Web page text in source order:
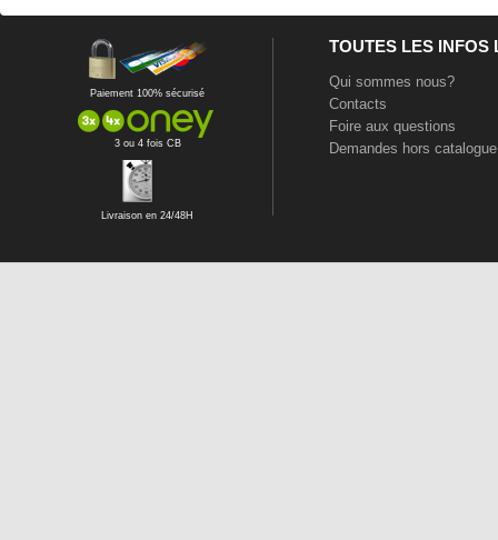
Paiement 100% sécurisé
3 ou 4 fois CB
Livraison en 24/48H
TOUTES LES INFOS
Qui sommes nous?
Contacts
Foire aux questions
Demandes hors catalogue